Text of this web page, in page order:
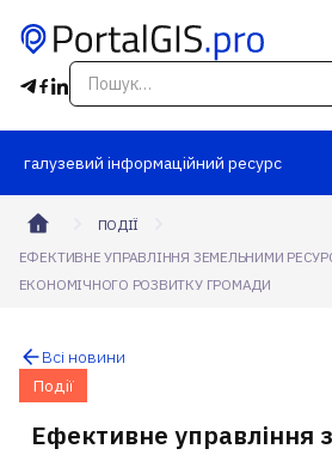
галузевий інформаційний ресурс
ПОДІЇ
ЕФЕКТИВНЕ УПРАВЛІННЯ ЗЕМЕЛЬНИМИ
ЕКОНОМІЧНОГО РОЗВИТКУ ГРОМАДИ
Всі новини
Події
Ефективне управління